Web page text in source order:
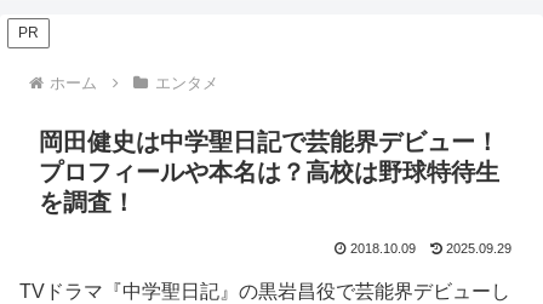
PR
ホーム エンタメ
岡田健史は中学聖日記で芸能界デビュー！
プロフィールや本名は？高校は野球特待生
を調査！
2018.10.09 2025.09.29
TVドラマ『中学聖日記』の黒岩昌役で芸能界デビューし